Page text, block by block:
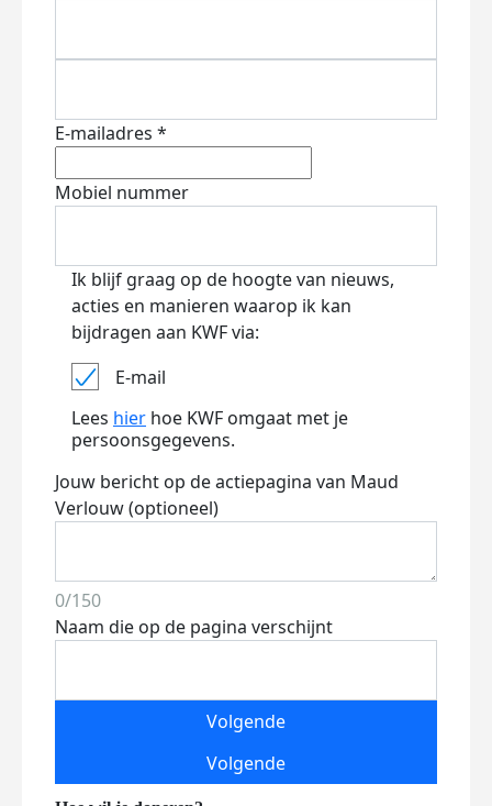
E-mailadres *
Mobiel nummer
Ik blijf graag op de hoogte van nieuws,
acties en manieren waarop ik kan
bijdragen aan KWF via:
E-mail
Lees hier hoe KWF omgaat met je
persoonsgegevens.
Jouw bericht op de actiepagina van Maud
Verlouw (optioneel)
0/150
Naam die op de pagina verschijnt
Volgende
Volgende